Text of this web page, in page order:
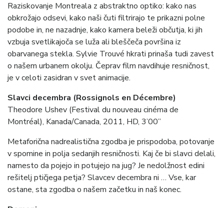
Raziskovanje Montreala z abstraktno optiko: kako nas
obkrožajo odsevi, kako naši čuti filtrirajo te prikazni polne
podobe in, ne nazadnje, kako kamera beleži občutja, ki jih
vzbuja svetlikajoča se luža ali bleščeča površina iz
obarvanega stekla. Sylvie Trouvé hkrati prinaša tudi zavest
o našem urbanem okolju. Čeprav film navdihuje resničnost,
je v celoti zasidran v svet animacije.
Slavci decembra (Rossignols en Décembre)
Theodore Ushev (Festival du nouveau cinéma de
Montréal), Kanada/Canada, 2011, HD, 3’00”
Metaforična nadrealistična zgodba je prispodoba, potovanje
v spomine in polja sedanjih resničnosti. Kaj če bi slavci delali,
namesto da pojejo in potujejo na jug? Je nedolžnost edini
rešitelj ptičjega petja? Slavcev decembra ni … Vse, kar
ostane, sta zgodba o našem začetku in naš konec.